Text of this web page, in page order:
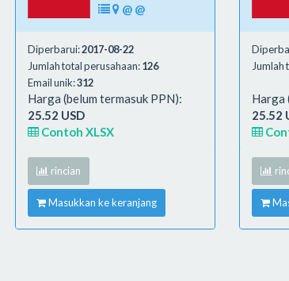
@ @
Diperbarui:2017-08-22
Jumlah total perusahaan:126
Email unik:312
Harga (belum termasuk PPN):
25.52 USD
Contoh XLSX
rincian
Masukkan ke keranjang
Jumlah
Harga
25.52